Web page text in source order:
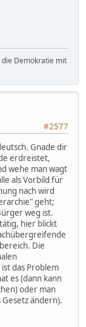
Demokratie mit
#2577
Gnade dir
erdreistet,
wehe man wagt
als Vorbild für
nach wird
geht;
weg ist.
hier blickt
Die
das Problem
es (dann kann
oder man
ändern).